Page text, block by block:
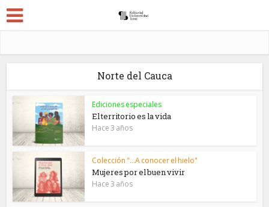
Norte del Cauca
Ediciones especiales
El territorio es la vida
Hace 3 años
Colección "...A conocer el hielo"
Mujeres por el buen vivir
Hace 3 años